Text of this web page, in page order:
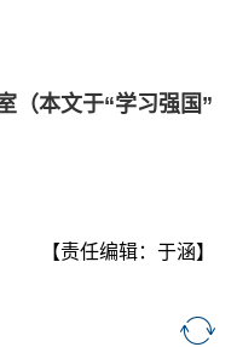
（本文于“学习强国”
【责任编辑：于涵】